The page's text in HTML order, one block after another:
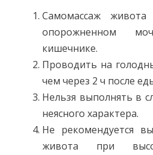
Самомассаж
опорожненном
кишечнике.
Проводить на
чем через 2 ч после
Нельзя выполнять в
неясного характера.
Не рекомендуется
живота при